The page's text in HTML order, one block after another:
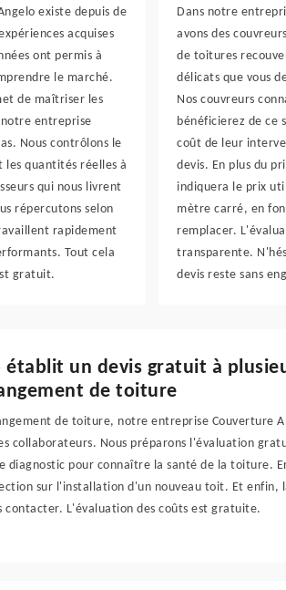
existe depuis de
acquises
ont permis à
le marché.
de maîtriser les
entreprise
Nous contrôlons le
les quantités réelles à
qui nous livrent
répercutons selon
rapidement
Tout cela
gratuit.
Dans notre
avons des
de toitures
délicats que vous
Nos couvreurs
bénéficierez de ce
coût de leur
devis. En plus du
indiquera le prix
mètre carré, en
remplacer.
transparente.
devis reste sans
établit un devis gratuit à
de toiture
de toiture, notre entreprise Couverture
collaborateurs. Nous préparons l'évaluation
diagnostic pour connaître la santé de la toiture.
sur l'installation d'un nouveau toit. Et enfin,
L'évaluation des coûts est gratuite.